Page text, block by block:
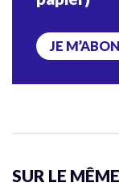
JE
SUR LE